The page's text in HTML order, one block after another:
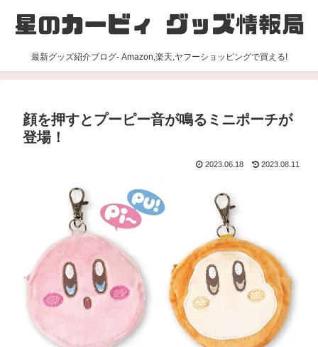
最新グッズ紹介ブログ- Amazon,楽天,ヤフーショッピングで買える!
顔を押すとプーピー音が鳴るミニポーチが
登場！
2023.06.18 2023.08.11